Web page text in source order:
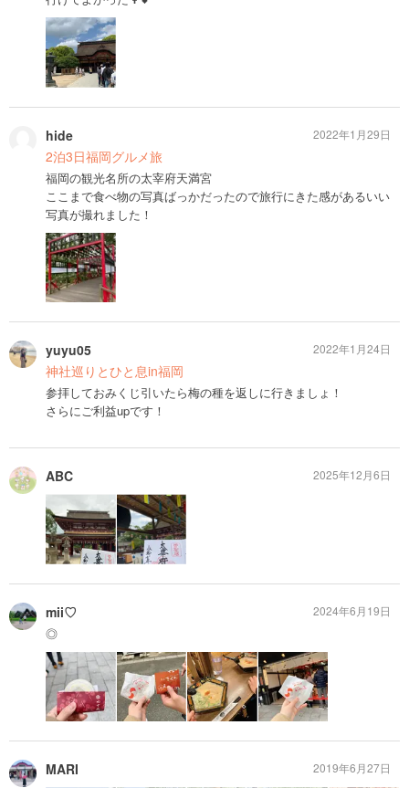
hide
2泊3日福岡グルメ旅
福岡の観光名所の太宰府天満宮
ここまで食べ物の写真ばっかだったので旅行にきた感があるいい
写真が撮れました！
2022年1月29日
yuyu05
神社巡りとひと息in福岡
参拝しておみくじ引いたら梅の種を返しに行きましょ！
さらにご利益upです！
2022年1月24日
ABC 2025年12月6日
mii♡
◎
2024年6月19日
MARI 2019年6月27日